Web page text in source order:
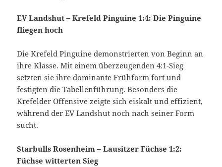
EV Landshut – Krefeld Pinguine 1:4: Die Pinguine
fliegen hoch
Die Krefeld Pinguine demonstrierten von Beginn an
ihre Klasse. Mit einem überzeugenden 4:1-Sieg
setzten sie ihre dominante Frühform fort und
festigten die Tabellenführung. Besonders die
Krefelder Offensive zeigte sich eiskalt und effizient,
während der EV Landshut noch nach seiner Form
sucht.
Starbulls Rosenheim – Lausitzer Füchse 1:2:
Füchse witterten Sieg